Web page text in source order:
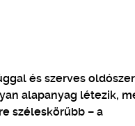
és szerves
alapanyag létezik,
széleskörűbb – a